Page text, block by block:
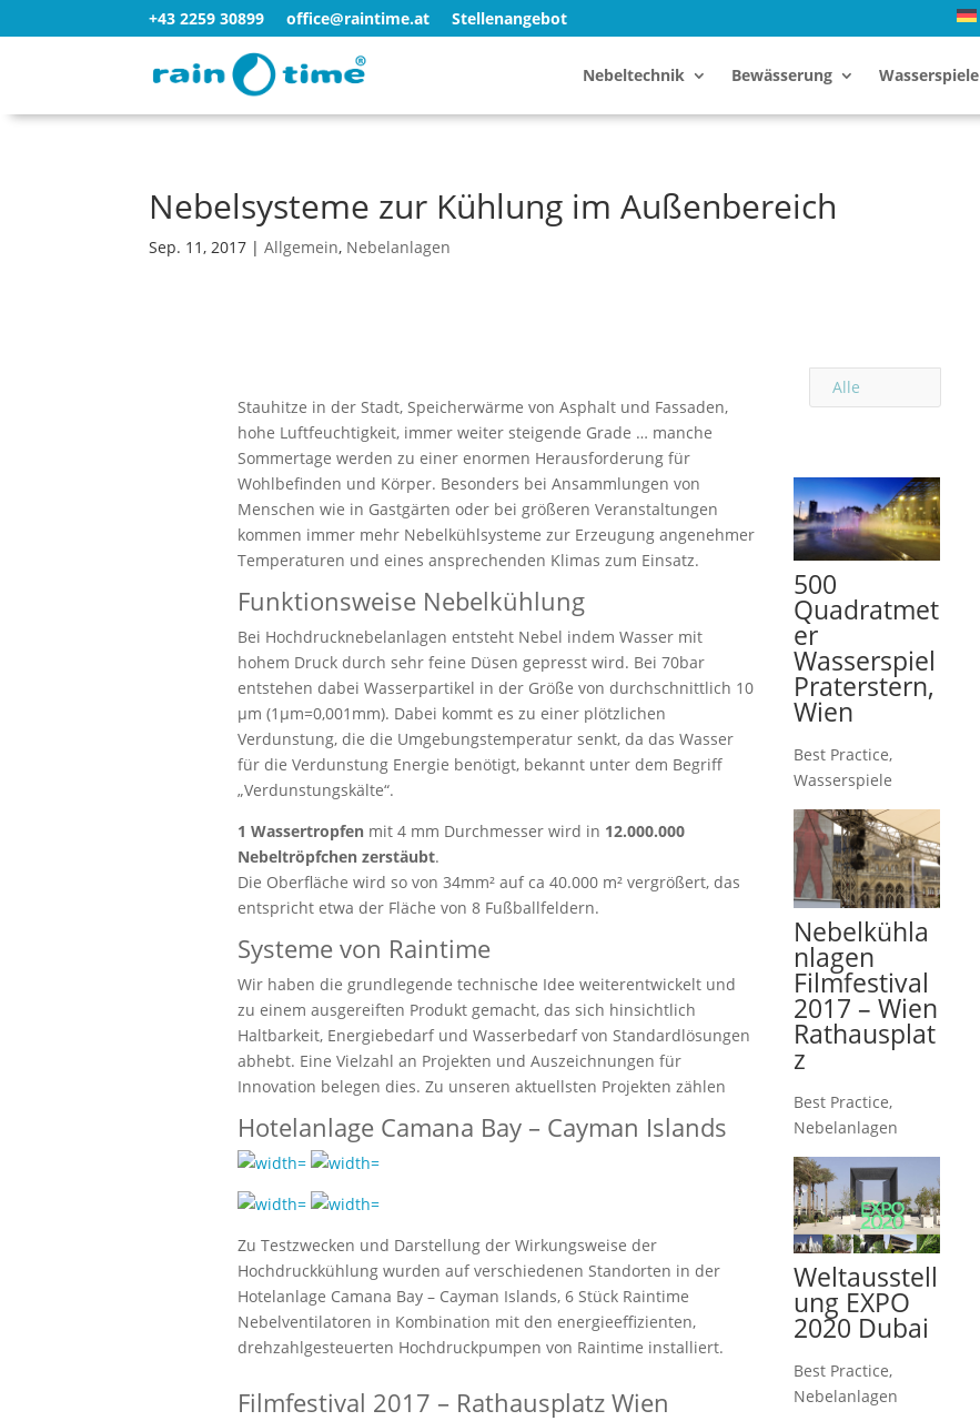
+43 2259 30899 office@raintime.at Stellenangebot
Nebeltechnik Bewässerung Wasserspiele
Nebelsysteme zur Kühlung im Außenbereich
Sep. 11, 2017 |Allgemein, Nebelanlagen
Stauhitze in der Stadt, Speicherwärme von Asphalt und Fassaden,
hohe Luftfeuchtigkeit, immer weiter steigende Grade … manche
Sommertage werden zu einer enormen Herausforderung für
Wohlbefinden und Körper. Besonders bei Ansammlungen von
Menschen wie in Gastgärten oder bei größeren Veranstaltungen
kommen immer mehr Nebelkühlsysteme zur Erzeugung angenehmer
Temperaturen und eines ansprechenden Klimas zum Einsatz.
Funktionsweise Nebelkühlung
Bei Hochdrucknebelanlagen entsteht Nebel indem Wasser mit
hohem Druck durch sehr feine Düsen gepresst wird. Bei 70bar
entstehen dabei Wasserpartikel in der Größe von durchschnittlich 10
μm (1μm=0,001mm). Dabei kommt es zu einer plötzlichen
Verdunstung, die die Umgebungstemperatur senkt, da das Wasser
für die Verdunstung Energie benötigt, bekannt unter dem Begriff
„Verdunstungskälte“.
1 Wassertropfenmit 4 mm Durchmesser wird in 12.000.000
Nebeltröpfchen zerstäubt.
Die Oberfläche wird so von 34mm² auf ca 40.000 m² vergrößert, das
entspricht etwa der Fläche von 8 Fußballfeldern.
Systeme von Raintime
Wir haben die grundlegende technische Idee weiterentwickelt und
zu einem ausgereiften Produkt gemacht, das sich hinsichtlich
Haltbarkeit, Energiebedarf und Wasserbedarf von Standardlösungen
abhebt. Eine Vielzahl an Projekten und Auszeichnungen für
Innovation belegen dies. Zu unseren aktuellsten Projekten zählen
Hotelanlage Camana Bay – Cayman Islands
Zu Testzwecken und Darstellung der Wirkungsweise der
Hochdruckkühlung wurden auf verschiedenen Standorten in der
Hotelanlage Camana Bay – Cayman Islands, 6 Stück Raintime
Nebelventilatoren in Kombination mit den energieeffizienten,
drehzahlgesteuerten Hochdruckpumpen von Raintime installiert.
Filmfestival 2017 – Rathausplatz Wien
Alle
500
Quadratmet
er
Wasserspiel
Praterstern,
Wien
Best Practice,
Wasserspiele
Nebelkühla
nlagen
Filmfestival
2017 – Wien
Rathausplat
z
Best Practice,
Nebelanlagen
Weltausstell
ung EXPO
2020 Dubai
Best Practice,
Nebelanlagen